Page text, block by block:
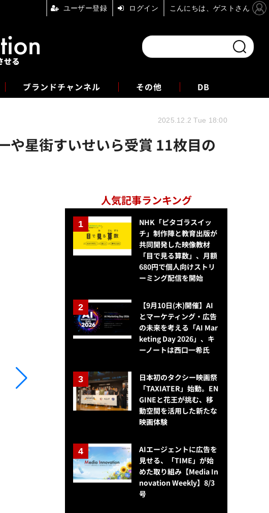
ブランドチャンネル
フォーエム その他 DB
星街すいせいら受賞 11枚目の
2025.12.2 Tue 18:00
人気記事ランキング
NHK「ピタゴラスイッ
チ」制作陣と教育出版が
共同開発した映像教材
「目で見る算数」、月額
680円で個人向けストリ
ーミング配信を開始
【9月10日(木)開催】AI
とマーケティング・広告
の未来を考える「AI Mar
keting Day 2026」、キ
ーノートは西口一希氏
日本初のタクシー映画祭
「TAXIATER」始動。EN
GINEと花王が挑む、移
動空間を活用した新たな
映画体験
AIエージェントに広告を
見せる、「TIME」が始
めた取り組み【Media In
novation Weekly】8/3
号
ユーザー登録 ログイン こんにちは、ゲストさん